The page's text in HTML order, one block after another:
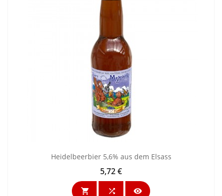
Heidelbeerbier 5,6% aus dem Elsass
Preis
5,72 €
  